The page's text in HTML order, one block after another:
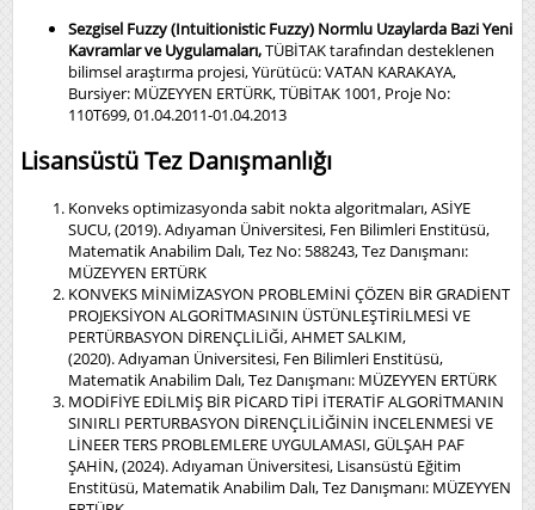
Sezgisel Fuzzy (Intuitionistic Fuzzy) Normlu Uzaylarda Bazi Yeni
Kavramlar ve Uygulamaları,TÜBİTAK tarafından desteklenen
bilimsel araştırma projesi, Yürütücü: VATAN KARAKAYA,
Bursiyer: MÜZEYYEN ERTÜRK, TÜBİTAK 1001, Proje No:
110T699, 01.04.2011-01.04.2013
Lisansüstü Tez Danışmanlığı
Konveks optimizasyonda sabit nokta algoritmaları, ASİYE
SUCU, (2019). Adıyaman Üniversitesi, Fen Bilimleri Enstitüsü,
Matematik Anabilim Dalı, Tez No: 588243, Tez Danışmanı:
MÜZEYYEN ERTÜRK
KONVEKS MİNİMİZASYON PROBLEMİNİ ÇÖZEN BİR GRADİENT
PROJEKSİYON ALGORİTMASININ ÜSTÜNLEŞTİRİLMESİ VE
PERTÜRBASYON DİRENÇLİLİĞİ, AHMET SALKIM,
(2020). Adıyaman Üniversitesi, Fen Bilimleri Enstitüsü,
Matematik Anabilim Dalı, Tez Danışmanı: MÜZEYYEN ERTÜRK
MODİFİYE EDİLMİŞ BİR PİCARD TİPİ İTERATİF ALGORİTMANIN
SINIRLI PERTURBASYON DİRENÇLİLİĞİNİN İNCELENMESİ VE
LİNEER TERS PROBLEMLERE UYGULAMASI, GÜLŞAH PAF
ŞAHİN, (2024). Adıyaman Üniversitesi, Lisansüstü Eğitim
Enstitüsü, Matematik Anabilim Dalı, Tez Danışmanı: MÜZEYYEN